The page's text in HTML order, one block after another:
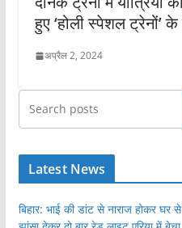
हुए ‘होली स्पेशल ट्रेनों’ के
अप्रैल 2, 2024
Latest News
बिहार: भाई की डांट से नाराज होकर घर